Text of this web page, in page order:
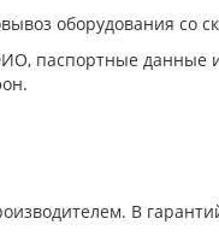
оборудования со
паспортные
В